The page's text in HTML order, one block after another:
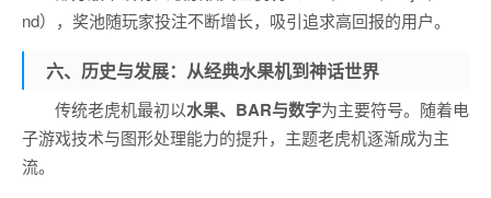
nd），奖池随玩家投注不断增长，吸引追求高回报的用户。
六、历史与发展：从经典水果机到神话世界
传统老虎机最初以水果、BAR与数字为主要符号。随着电
子游戏技术与图形处理能力的提升，主题老虎机逐渐成为主
流。